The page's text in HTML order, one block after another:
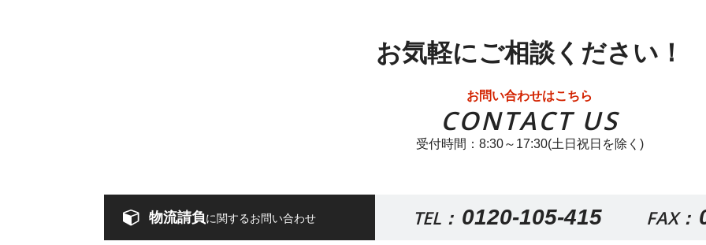
お気軽にご相談ください！
お問い合わせはこちら
CONTACT US
受付時間：8:30～17:30(土日祝日を除く)
物流請負に関するお問い合わせ TEL： 0120-105-415 FAX：